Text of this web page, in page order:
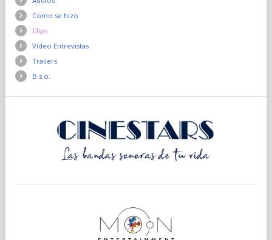
Como se hizo
Clips
Vídeo Entrevistas
Trailers
B.s.o.